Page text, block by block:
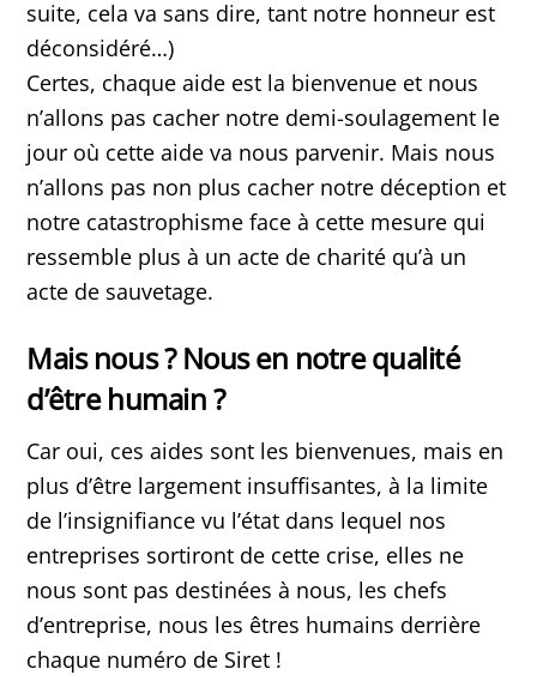
suite, cela va sans dire, tant notre honneur est
déconsidéré…)
Certes, chaque aide est la bienvenue et nous
n’allons pas cacher notre demi-soulagement le
jour où cette aide va nous parvenir. Mais nous
n’allons pas non plus cacher notre déception et
notre catastrophisme face à cette mesure qui
ressemble plus à un acte de charité qu’à un
acte de sauvetage.
Mais nous ? Nous en notre qualité
d’être humain ?
Car oui, ces aides sont les bienvenues, mais en
plus d’être largement insuffisantes, à la limite
de l’insignifiance vu l’état dans lequel nos
entreprises sortiront de cette crise, elles ne
nous sont pas destinées à nous, les chefs
d’entreprise, nous les êtres humains derrière
chaque numéro de Siret !